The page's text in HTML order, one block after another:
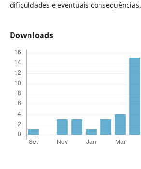
dificuldades e eventuais consequências.
Downloads